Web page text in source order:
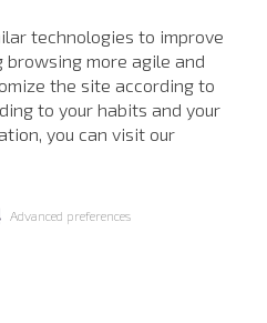
technologies to improve
browsing more agile and
the site according to
to your habits and your
you can visit our
Advanced preferences
nossas novidades.
dos meus dados pessoais e forneço